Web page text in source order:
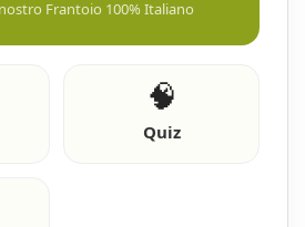
Frantoio 100% Italiano
🧠
Quiz